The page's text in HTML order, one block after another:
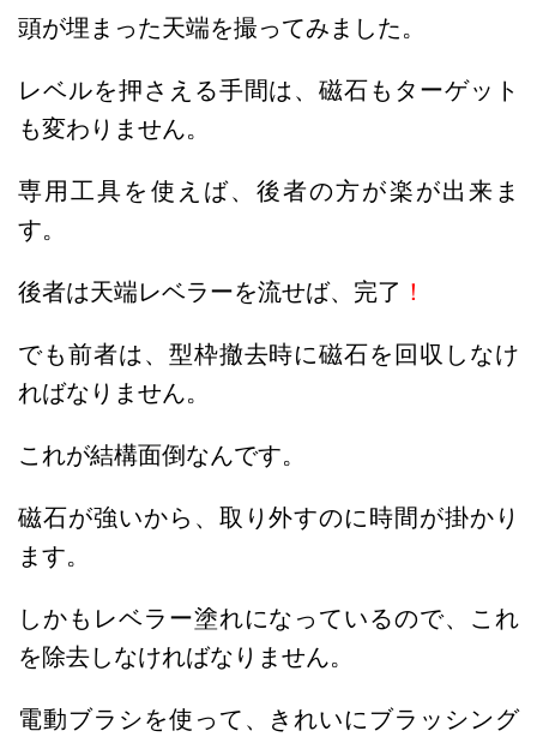
頭が埋まった天端を撮ってみました。
レベルを押さえる手間は、磁石もターゲット
も変わりません。
専用工具を使えば、後者の方が楽が出来ま
す。
後者は天端レベラーを流せば、完了 ！
でも前者は、型枠撤去時に磁石を回収しなけ
ればなりません。
これが結構面倒なんです。
磁石が強いから、取り外すのに時間が掛かり
ます。
しかもレベラー塗れになっているので、これ
を除去しなければなりません。
電動ブラシを使って、きれいにブラッシング